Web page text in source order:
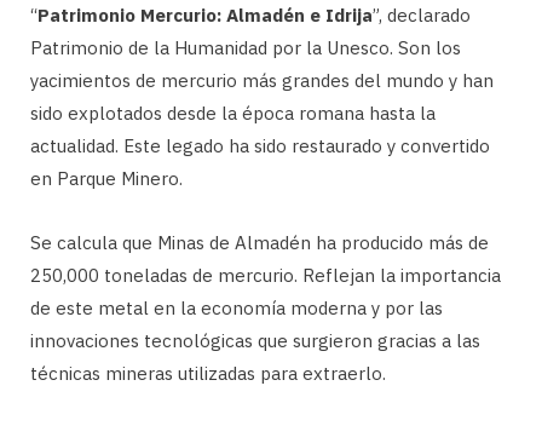
“Patrimonio Mercurio: Almadén e Idrija”, declarado
Patrimonio de la Humanidad por la Unesco. Son los
yacimientos de mercurio más grandes del mundo y han
sido explotados desde la época romana hasta la
actualidad. Este legado ha sido restaurado y convertido
en Parque Minero.
Se calcula que Minas de Almadén ha producido más de
250,000 toneladas de mercurio. Reflejan la importancia
de este metal en la economía moderna y por las
innovaciones tecnológicas que surgieron gracias a las
técnicas mineras utilizadas para extraerlo.